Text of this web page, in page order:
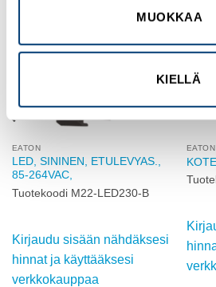
MUOKKAA
KIELLÄ
Add to
EATON
LED, SININEN, ETULEVYAS.,
85-264VAC,
Tuotekoodi M22-LED230-B
Kirjaudu sisään nähdäksesi
hinnat ja käyttääksesi
verkkokauppaa
EATON